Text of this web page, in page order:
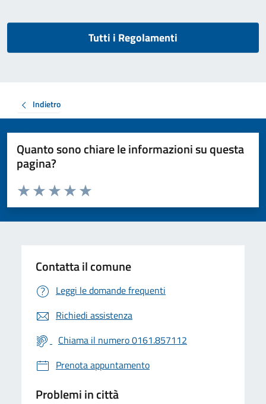
Tutti i Regolamenti
Indietro
Quanto sono chiare le informazioni su questa
pagina?
Valuta da 1 a 5 stelle la pagina
Valuta 5 stelle su 5
Valuta 4 stelle su 5
Valuta 3 stelle su 5
Valuta 2 stelle su 5
Valuta 1 stelle su 5
Contatta il comune
Leggi le domande frequenti
Richiedi assistenza
Chiama il numero 0161.857112
Prenota appuntamento
Problemi in città